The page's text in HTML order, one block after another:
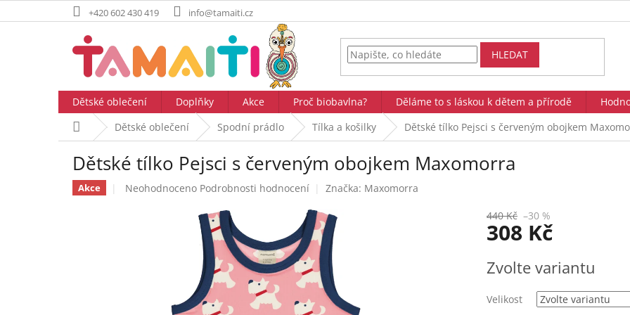
na
+420 602 430 419 info@tamaiti.cz
HLEDAT
Dětské oblečení Doplňky Akce Proč biobavlna? Děláme to s láskou k dětem a přírodě
Domů Dětské oblečení Spodní prádlo Tílka a košilky Dětské tílko Pejsci s červeným obojkem
Dětské tílko Pejsci s červeným obojkem Maxomorra
Akce
Průměrné
Neohodnoceno Podrobnosti hodnocení Značka: Maxomorra
440 Kč –30 %
308 Kč
cena:
Zvolte variantu
Velikost